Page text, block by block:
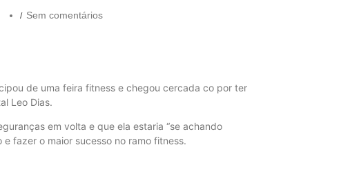
/ Sem comentários
de uma feira fitness e chegou cercada co por ter
Leo Dias.
em volta e que ela estaria “se achando
fazer o maior sucesso no ramo fitness.